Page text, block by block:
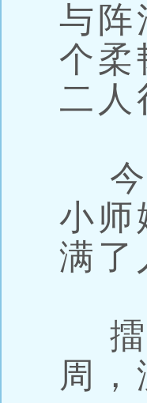
与阵
个柔
二人
今
小师
满了
擂
周